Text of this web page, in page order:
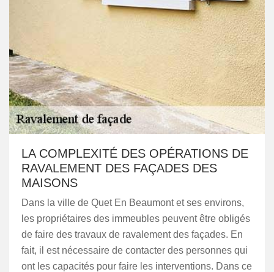
LA COMPLEXITÉ DES OPÉRATIONS DE
RAVALEMENT DES FAÇADES DES
MAISONS
Dans la ville de Quet En Beaumont et ses environs,
les propriétaires des immeubles peuvent être obligés
de faire des travaux de ravalement des façades. En
fait, il est nécessaire de contacter des personnes qui
ont les capacités pour faire les interventions. Dans ce